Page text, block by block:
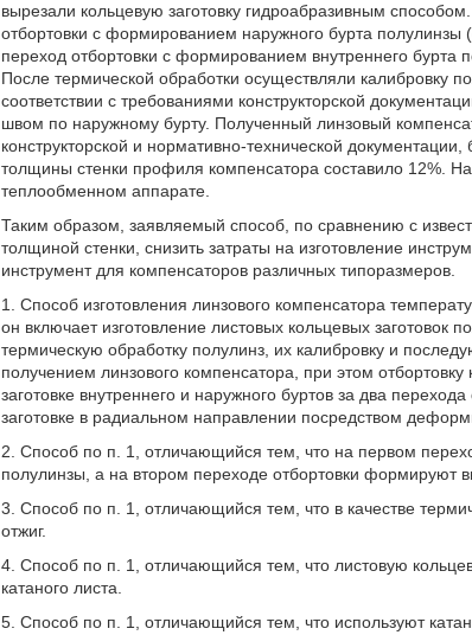
вырезали кольцевую заготовку гидроабразивным
отбортовки с формированием наружного бурта
переход отбортовки с формированием внутреннего бурта
После термической обработки осуществляли калибровку
соответствии с требованиями конструкторской
швом по наружному бурту. Полученный линзовый
конструкторской и нормативно-технической
толщины стенки профиля компенсатора составило 12%.
теплообменном аппарате.
Таким образом, заявляемый способ, по сравнению с
толщиной стенки, снизить затраты на изготовление
инструмент для компенсаторов различных типоразмеров.
1. Способ изготовления линзового компенсатора
он включает изготовление листовых кольцевых заготовок
термическую обработку полулинз, их калибровку и
получением линзового компенсатора, при этом
заготовке внутреннего и наружного буртов за два
заготовке в радиальном направлении посредством
2. Способ по п. 1, отличающийся тем, что на первом
полулинзы, а на втором переходе отбортовки формируют
3. Способ по п. 1, отличающийся тем, что в качестве
отжиг.
4. Способ по п. 1, отличающийся тем, что листовую
катаного листа.
5. Способ по п. 1, отличающийся тем, что используют